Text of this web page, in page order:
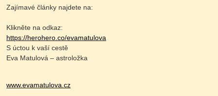
Zajímavé články najdete na:
Klikněte na odkaz:
https://herohero.co/evamatulova
S úctou k vaší cestě
Eva Matulová – astroložka
www.evamatulova.cz